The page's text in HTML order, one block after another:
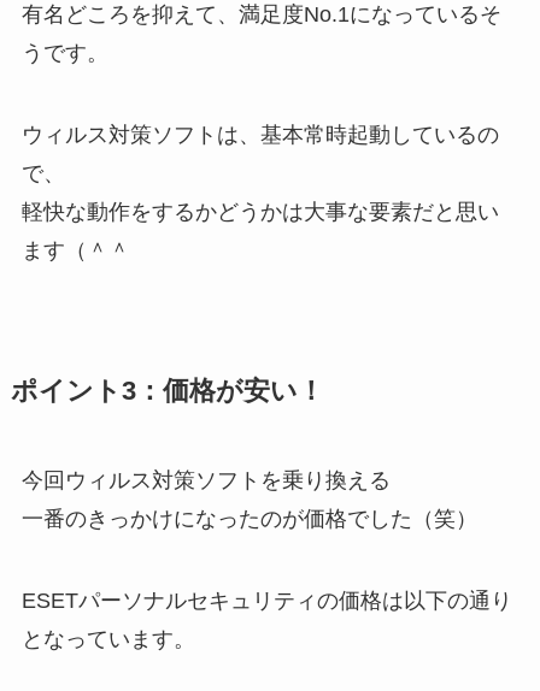
有名どころを抑えて、満足度No.1になっているそ
うです。
ウィルス対策ソフトは、基本常時起動しているの
で、
軽快な動作をするかどうかは大事な要素だと思い
ます（＾＾
ポイント3：価格が安い！
今回ウィルス対策ソフトを乗り換える
一番のきっかけになったのが価格でした（笑）
ESETパーソナルセキュリティの価格は以下の通り
となっています。